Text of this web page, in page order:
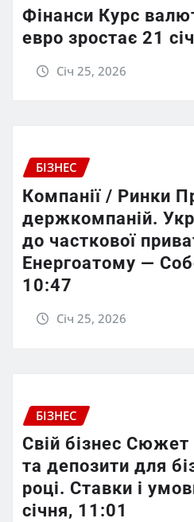
Фінанси Курс
евро зростає 21
Січ 25, 2026
БІЗНЕС
Компанії / Ринки
держкомпаній.
до часткової
Енергоатому —
10:47
Січ 25, 2026
БІЗНЕС
Свій бізнес
та депозити для
році. Ставки і
січня, 11:01